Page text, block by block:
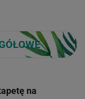
na